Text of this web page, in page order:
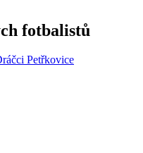
fotbalistů